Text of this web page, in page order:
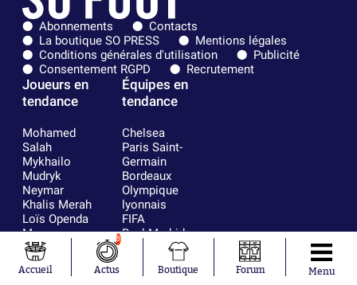
Abonnements
Contacts
La boutique SO PRESS
Mentions légales
Conditions générales d'utilisation
Publicité
Consentement RGPD
Recrutement
Joueurs en
tendance
Mohamed
Salah
Mykhailo
Mudryk
Neymar
Khalis Merah
Loïs Openda
Moussa
Niakhaté
Nicolás
Tagliafico
Équipes en
tendance
Chelsea
Paris Saint-
Germain
Bordeaux
Olympique
lyonnais
FIFA
Real Madrid
RC Strasbourg
France
Accueil
8
Actus Boutique Forum Menu